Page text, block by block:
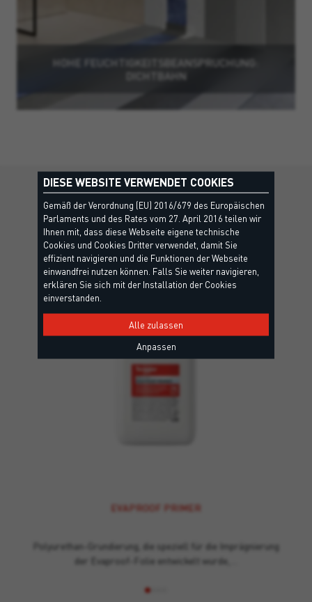
HOHE FEUCHTIGKEITSBEANSPRUCHUNG:
DICHTBAHN
MEHR ENTDECKEN
Weitere Lösungen, die Sie
interessieren könnten
EVAPROOF PRIMER
Polyurethan-Grundierung, die speziell für die Imprägnierung
der Evaproof-Folie entwickelt wurde,…
DIESE WEBSITE VERWENDET COOKIES
Gemäß der Verordnung (EU) 2016/679 des Europäischen
Parlaments und des Rates vom 27. April 2016 teilen wir
Ihnen mit, dass diese Webseite eigene technische
Cookies und Cookies Dritter verwendet, damit Sie
effizient navigieren und die Funktionen der Webseite
einwandfrei nutzen können. Falls Sie weiter navigieren,
erklären Sie sich mit der Installation der Cookies
einverstanden.
Alle zulassen
Anpassen